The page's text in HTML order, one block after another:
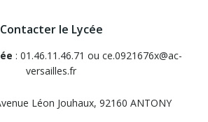
Contacter le Lycée
: 01.46.11.46.71 ou ce.0921676x@ac-
versailles.fr
Léon Jouhaux, 92160 ANTONY